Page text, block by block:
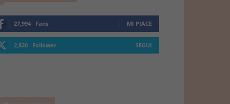
27,994 Fans MI PIACE
2,820 Follower SEGUI